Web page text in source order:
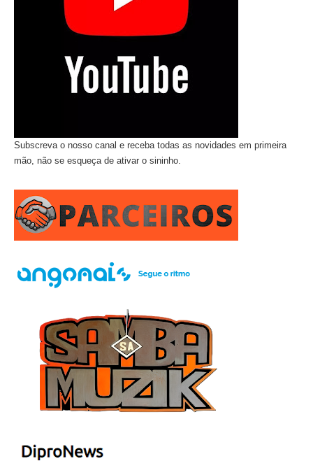
Subscreva o nosso canal e receba todas as novidades em primeira
mão, não se esqueça de ativar o sininho.